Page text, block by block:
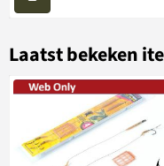
Laatst bekeken